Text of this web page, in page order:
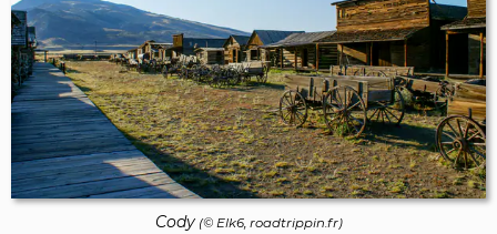
Cody(© Elk6, roadtrippin.fr)